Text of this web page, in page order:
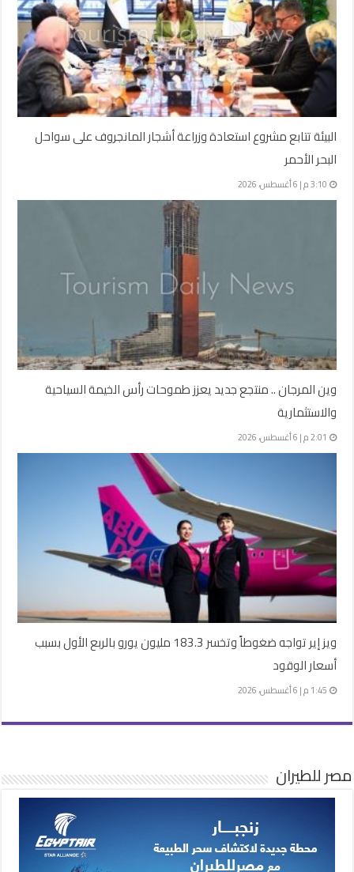
البيئة تتابع مشروع استعادة وزراعة أشجار المانجروف على سواحل
البحر الأحمر
3:10 م | 6 أغسطس، 2026
وين المرجان .. منتجع جديد يعزز طموحات رأس الخيمة السياحية
والاستثمارية
2:01 م | 6 أغسطس، 2026
ويز إير تواجه ضغوطاً وتخسر 183.3 مليون يورو بالربع الأول بسبب
أسعار الوقود
1:45 م | 6 أغسطس، 2026
مصر للطيران